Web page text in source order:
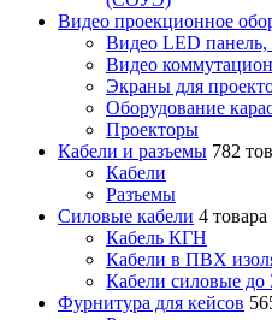
Видео проекционное
Видео LED панель,
Видео
Экраны для
Оборудование
Проекторы
Кабели и разъемы 782
Кабели
Разъемы
Силовые кабели 4 товара
Кабель КГН
Кабели в ПВХ
Кабели силовые до
Фурнитура для кейсов